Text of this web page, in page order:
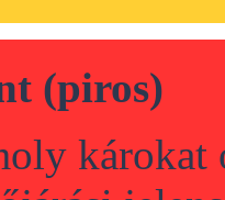
(piros)
károkat